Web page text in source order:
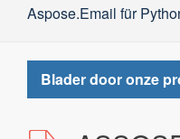
Aspose.Email für
Blader door onze